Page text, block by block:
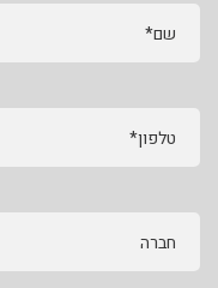
שם*
טלפון*
חברה